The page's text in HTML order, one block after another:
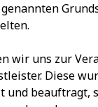
wir uns zur
Diese
und beauftragt,